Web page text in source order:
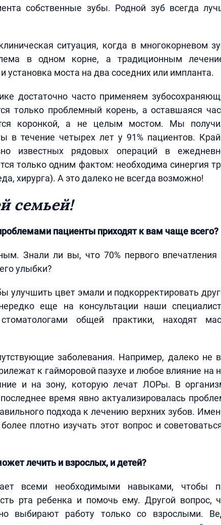
собственные зубы. Родной зуб всегда
ситуация, когда в многокорневом
в одном корне, а традиционным
установка моста на два соседних или импланта.
достаточно часто применяем
только проблемный корень, а оставшаяся
коронкой, а не целым мостом. Мы
в течение четырех лет у 91% пациентов.
известных рядовых операций в
только одним фактом: необходима синергия
хирурга). А это далеко не всегда возможно!
семьей!
пациенты приходят к вам чаще всего?
Знали ли вы, что 70% первого впечатления
улыбки?
улучшить цвет эмали и подкорректировать
еще на консультации наши
общей практики, находят
заболевания. Например, далеко не
к гайморовой пазухе и любое влияние на
и на зону, которую лечат ЛОРы. В
время явно актуализировалась
подхода к лечению верхних зубов.
плотно изучать этот вопрос и
лечить и взрослых, и детей?
всеми необходимыми навыками, чтобы
рта ребенка и помочь ему. Другой вопрос,
выбирают работу только со взрослыми.